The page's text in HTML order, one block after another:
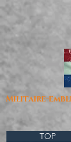
Militaire-
TOP